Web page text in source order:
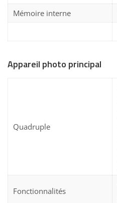
Mémoire interne
Appareil photo principal
Quadruple
Fonctionnalités